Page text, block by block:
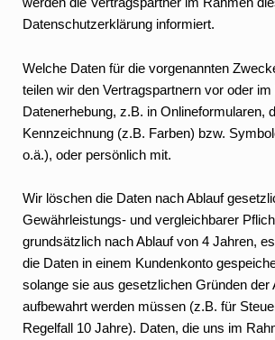
Datenschutzerklärung informiert.
Welche Daten für die vorgenannten
teilen wir den Vertragspartnern vor oder
Datenerhebung, z.B. in Onlineformularen,
Kennzeichnung (z.B. Farben) bzw.
o.ä.), oder persönlich mit.
Wir löschen die Daten nach Ablauf
Gewährleistungs- und vergleichbarer
grundsätzlich nach Ablauf von 4 Jahren,
die Daten in einem Kundenkonto
solange sie aus gesetzlichen Gründen der
aufbewahrt werden müssen (z.B. für
Regelfall 10 Jahre). Daten, die uns im